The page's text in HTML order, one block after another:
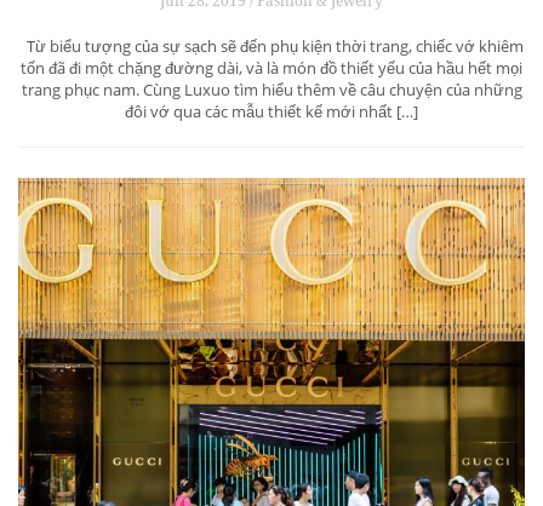
Từ biểu tượng của sự sạch sẽ đến phụ kiện thời trang, chiếc vớ khiêm
tốn đã đi một chặng đường dài, và là món đồ thiết yếu của hầu hết mọi
trang phục nam. Cùng Luxuo tìm hiểu thêm về câu chuyện của những
đôi vớ qua các mẫu thiết kế mới nhất […]